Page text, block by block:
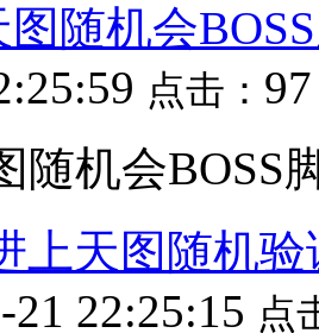
随机会
点击：
随机会BOSS
上天图随机
21 22:25:15 点